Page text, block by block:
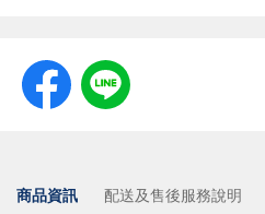
商品資訊 配送及售後服務說明